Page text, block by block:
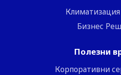
Бизнес
Полезни
Корпоративни